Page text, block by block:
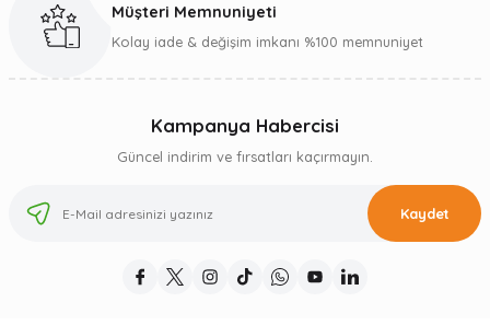
Müşteri Memnuniyeti
Kolay iade & değişim imkanı %100 memnuniyet
Kampanya Habercisi
Güncel indirim ve fırsatları kaçırmayın.
Kaydet